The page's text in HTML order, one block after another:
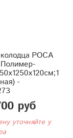
РОСА
-
руб
уточняйте у